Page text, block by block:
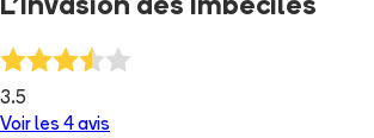
L'Invasion des Imbéciles
3.5
Voir les 4 avis